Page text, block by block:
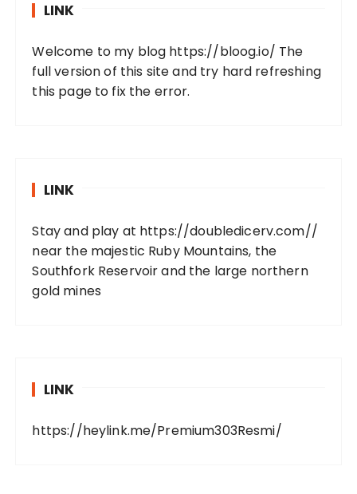
LINK
Welcome to my blog https://bloog.io/ The
full version of this site and try hard refreshing
this page to fix the error.
LINK
Stay and play at https://doubledicerv.com//
near the majestic Ruby Mountains, the
Southfork Reservoir and the large northern
gold mines
LINK
https://heylink.me/Premium303Resmi/